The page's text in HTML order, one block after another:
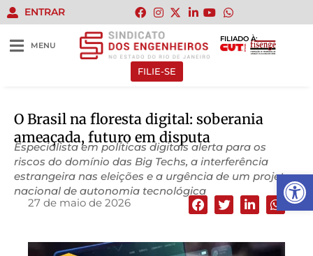
Abrir
ENTRAR
MENU
FILIADO À:
FILIE-SE
O Brasil na floresta digital: soberania
ameaçada, futuro em disputa
Especialista em políticas digitais alerta para os
riscos do domínio das Big Techs, a interferência
estrangeira nas eleições e a urgência de um projeto
nacional de autonomia tecnológica
27 de maio de 2026